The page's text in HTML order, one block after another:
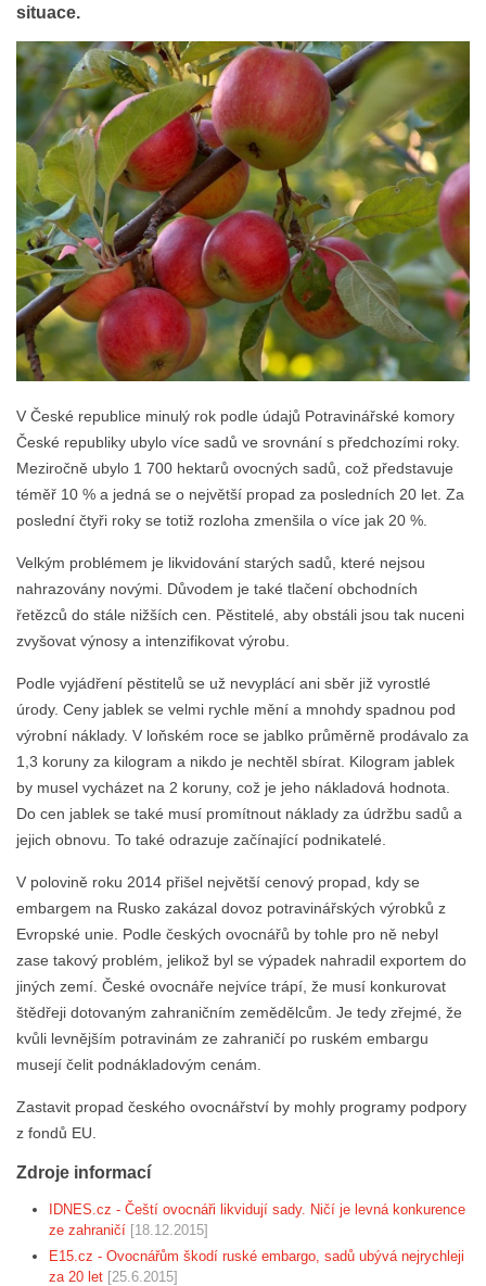
situace.
V České republice minulý rok podle údajů Potravinářské komory
České republiky ubylo více sadů ve srovnání s předchozími roky.
Meziročně ubylo 1 700 hektarů ovocných sadů, což představuje
téměř 10 % a jedná se o největší propad za posledních 20 let. Za
poslední čtyři roky se totiž rozloha zmenšila o více jak 20 %.
Velkým problémem je likvidování starých sadů, které nejsou
nahrazovány novými. Důvodem je také tlačení obchodních
řetězců do stále nižších cen. Pěstitelé, aby obstáli jsou tak nuceni
zvyšovat výnosy a intenzifikovat výrobu.
Podle vyjádření pěstitelů se už nevyplácí ani sběr již vyrostlé
úrody. Ceny jablek se velmi rychle mění a mnohdy spadnou pod
výrobní náklady. V loňském roce se jablko průměrně prodávalo za
1,3 koruny za kilogram a nikdo je nechtěl sbírat. Kilogram jablek
by musel vycházet na 2 koruny, což je jeho nákladová hodnota.
Do cen jablek se také musí promítnout náklady za údržbu sadů a
jejich obnovu. To také odrazuje začínající podnikatelé.
V polovině roku 2014 přišel největší cenový propad, kdy se
embargem na Rusko zakázal dovoz potravinářských výrobků z
Evropské unie. Podle českých ovocnářů by tohle pro ně nebyl
zase takový problém, jelikož byl se výpadek nahradil exportem do
jiných zemí. České ovocnáře nejvíce trápí, že musí konkurovat
štědřeji dotovaným zahraničním zemědělcům. Je tedy zřejmé, že
kvůli levnějším potravinám ze zahraničí po ruském embargu
musejí čelit podnákladovým cenám.
Zastavit propad českého ovocnářství by mohly programy podpory
z fondů EU.
Zdroje informací
IDNES.cz - Čeští ovocnáři likvidují sady. Ničí je levná konkurence
ze zahraničí [18.12.2015]
E15.cz - Ovocnářům škodí ruské embargo, sadů ubývá nejrychleji
za 20 let [25.6.2015]